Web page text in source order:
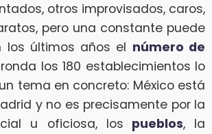
otros improvisados, caros,
pero una constante puede
los últimos años el número de
ronda los 180 establecimientos lo
tema en concreto: México está
y no es precisamente por la
u oficiosa, los pueblos, la